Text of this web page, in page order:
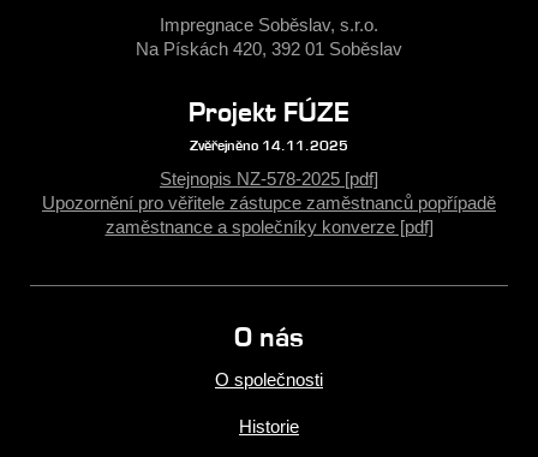
Impregnace Soběslav, s.r.o.
Na Pískách 420, 392 01 Soběslav
Projekt FÚZE
Zvěřejněno 14.11.2025
Stejnopis NZ-578-2025 [pdf]
Upozornění pro věřitele zástupce zaměstnanců popřípadě
zaměstnance a společníky konverze [pdf]
O nás
O společnosti
Historie